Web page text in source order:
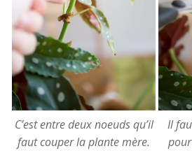
C’est entre deux noeuds qu’il
faut couper la plante mère.
Il